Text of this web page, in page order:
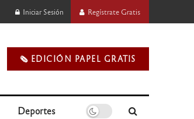
Iniciar Sesión Regístrate Gratis
🗞️ EDICIÓN PAPEL GRATIS
Deportes